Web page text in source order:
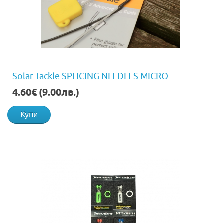
Solar Tackle SPLICING NEEDLES MICRO
4.60€ (9.00лв.)
Купи